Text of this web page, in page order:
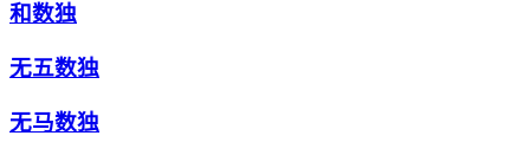
和数独
无五数独
无马数独